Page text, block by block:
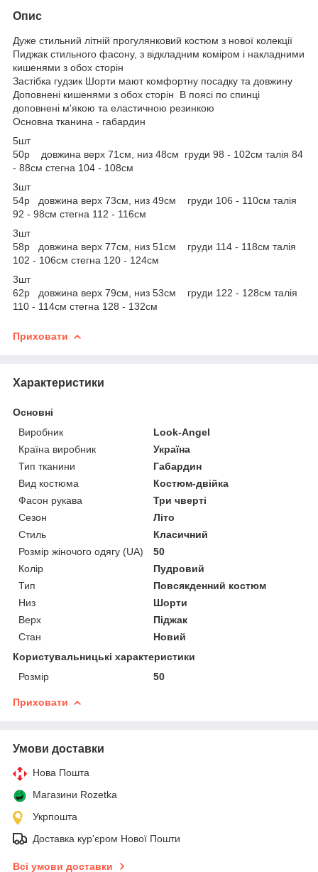
Опис
Дуже стильний літній прогулянковий костюм з нової колекції
Пиджак стильного фасону, з відкладним коміром і накладними
кишенями з обох сторін
Застібка гудзик Шорти мают комфортну посадку та довжину
Доповнені кишенями з обох сторін В поясі по спинці
доповнені м'якою та еластичною резинкою
Основна тканина - габардин
5шт
50р довжина верх 71см, низ 48см груди 98 - 102см талія 84
- 88см стегна 104 - 108см
3шт
54р довжина верх 73см, низ 49см груди 106 - 110см талія
92 - 98см стегна 112 - 116см
3шт
58р довжина верх 77см, низ 51см груди 114 - 118см талія
102 - 106см стегна 120 - 124см
3шт
62р довжина верх 79см, низ 53см груди 122 - 128см талія
110 - 114см стегна 128 - 132см
Приховати
Характеристики
Основні
Виробник
Look-Angel
Країна виробник
Україна
Тип тканини
Габардин
Вид костюма
Костюм-двійка
Фасон рукава
Три чверті
Сезон
Літо
Стиль
Класичний
Розмір жіночого одягу (UA)
50
Колір
Пудровий
Тип
Повсякденний костюм
Низ
Шорти
Верх
Піджак
Стан
Новий
Користувальницькі характеристики
Розмір
50
Приховати
Умови доставки
Нова Пошта
Магазини Rozetka
Укрпошта
Доставка кур'єром Нової Пошти
Всі умови доставки